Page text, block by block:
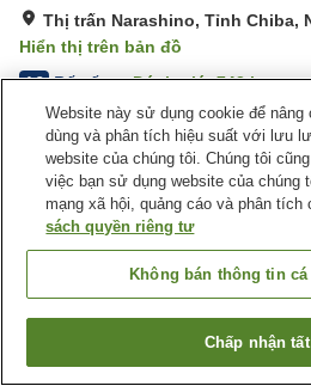
Thị trấn Narashino, Tỉnh Chiba,
Hiển thị trên bản đồ
4.2 Rất tốt Đánh giá:743lượt
Tiện nghi chỗ nghỉ
Bãi đỗ xe
Trang chủ Nhật Bản Tỉnh Chiba
Tosei Hotel & Seminar Makuhari
Tìm phòng
Website này sử dụng cookie để
dùng và phân tích hiệu suất với lưu
website của chúng tôi. Chúng tôi
việc bạn sử dụng website của chúng
mạng xã hội, quảng cáo và phân tích
sách quyền riêng tư
Không bán thông tin
Chấp nhận